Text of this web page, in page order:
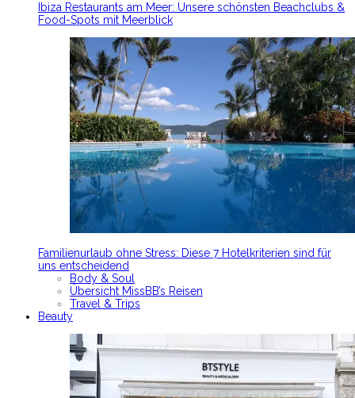
Ibiza Restaurants am Meer: Unsere schönsten Beachclubs &
Food-Spots mit Meerblick
Familienurlaub ohne Stress: Diese 7 Hotelkriterien sind für
uns entscheidend
Body & Soul
Übersicht MissBB’s Reisen
Travel & Trips
Beauty